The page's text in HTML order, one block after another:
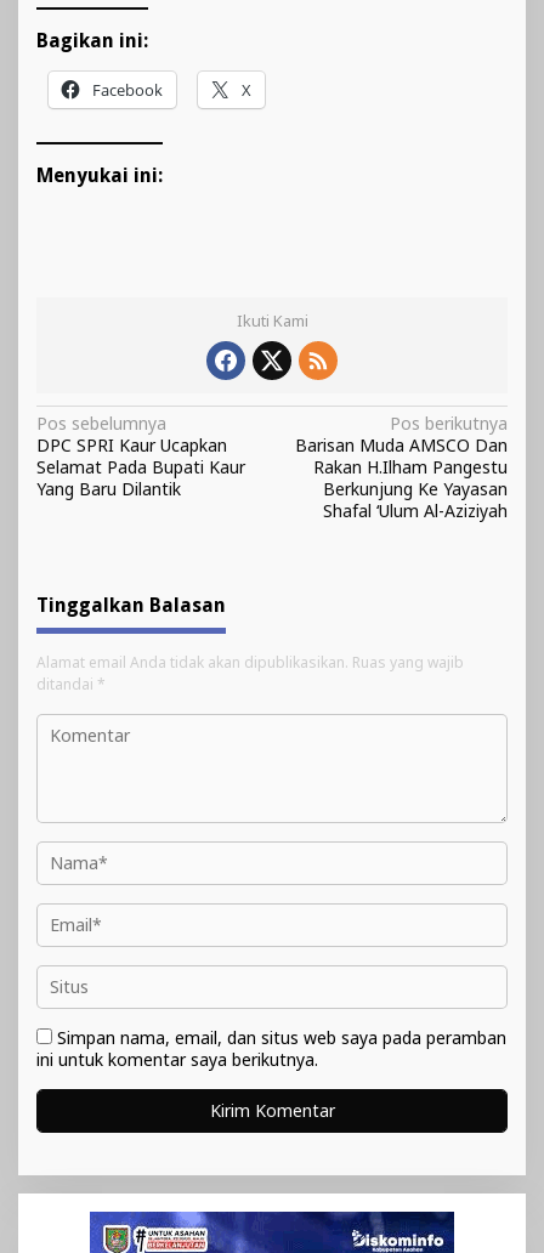
Bagikan ini:
Facebook X
Menyukai ini:
Ikuti Kami
Navigasi
pos
Pos sebelumnya
DPC SPRI Kaur Ucapkan
Selamat Pada Bupati Kaur
Yang Baru Dilantik
Pos berikutnya
Barisan Muda AMSCO Dan
Rakan H.Ilham Pangestu
Berkunjung Ke Yayasan
Shafal ‘Ulum Al-Aziziyah
Tinggalkan Balasan
Alamat email Anda tidak akan dipublikasikan. Ruas yang wajib
ditandai *
Simpan nama, email, dan situs web saya pada peramban
ini untuk komentar saya berikutnya.